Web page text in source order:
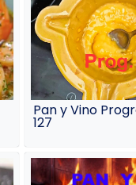
Pan y Vino
127